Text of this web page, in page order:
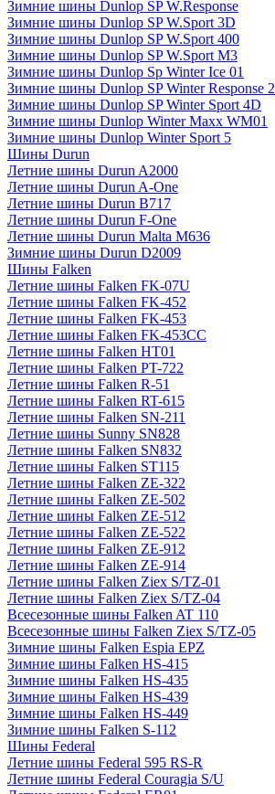
Зимние шины Dunlop SP W.Response
Зимние шины Dunlop SP W.Sport 3D
Зимние шины Dunlop SP W.Sport 400
Зимние шины Dunlop SP W.Sport M3
Зимние шины Dunlop Sp Winter Ice 01
Зимние шины Dunlop SP Winter Response 2
Зимние шины Dunlop SP Winter Sport 4D
Зимние шины Dunlop Winter Maxx WM01
Зимние шины Dunlop Winter Sport 5
Шины Durun
Летние шины Durun A2000
Летние шины Durun A-One
Летние шины Durun B717
Летние шины Durun F-One
Летние шины Durun Malta M636
Зимние шины Durun D2009
Шины Falken
Летние шины Falken FK-07U
Летние шины Falken FK-452
Летние шины Falken FK-453
Летние шины Falken FK-453CC
Летние шины Falken HT01
Летние шины Falken PT-722
Летние шины Falken R-51
Летние шины Falken RT-615
Летние шины Falken SN-211
Летние шины Sunny SN828
Летние шины Falken SN832
Летние шины Falken ST115
Летние шины Falken ZE-322
Летние шины Falken ZE-502
Летние шины Falken ZE-512
Летние шины Falken ZE-522
Летние шины Falken ZE-912
Летние шины Falken ZE-914
Летние шины Falken Ziex S/TZ-01
Летние шины Falken Ziex S/TZ-04
Всесезонные шины Falken AT 110
Всесезонные шины Falken Ziex S/TZ-05
Зимние шины Falken Espia EPZ
Зимние шины Falken HS-415
Зимние шины Falken HS-435
Зимние шины Falken HS-439
Зимние шины Falken HS-449
Зимние шины Falken S-112
Шины Federal
Летние шины Federal 595 RS-R
Летние шины Federal Couragia S/U